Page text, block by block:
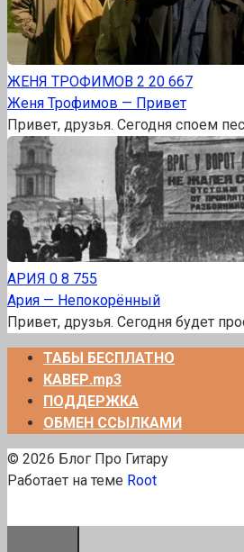
ЖЕНЯ ТРОФИМОВ 2 20 667
Женя Трофимов — Привет
Привет, друзья. Сегодня споем
АРИЯ 0 8 755
Ария — Непокорённый
Привет, друзья. Сегодня будет
ТАБЫ БЕСПЛАТНО
КАВЕР.mp3
ПОДДЕРЖКА
ОБМЕН ССЫЛКАМИ
© 2026 Блог Про Гитару
Работает на теме Root